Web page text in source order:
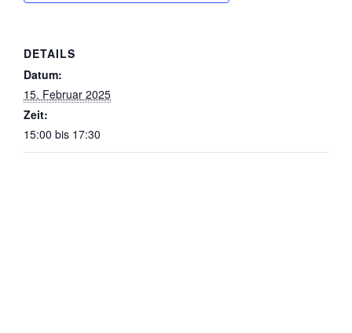
DETAILS
Datum:
15. Februar 2025
Zeit:
15:00 bis 17:30